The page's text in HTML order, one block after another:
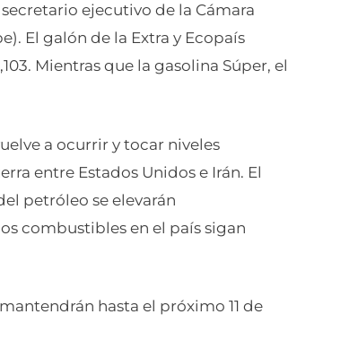
ejecutivo de la Cámara
El galón de la Extra y Ecopaís
Mientras que la gasolina Súper, el
a ocurrir y tocar niveles
entre Estados Unidos e Irán. El
petróleo se elevarán
combustibles en el país sigan
hasta el próximo 11 de